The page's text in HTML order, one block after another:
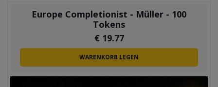
Europe Completionist - Müller - 100
Tokens
€ 19.77
WARENKORB LEGEN